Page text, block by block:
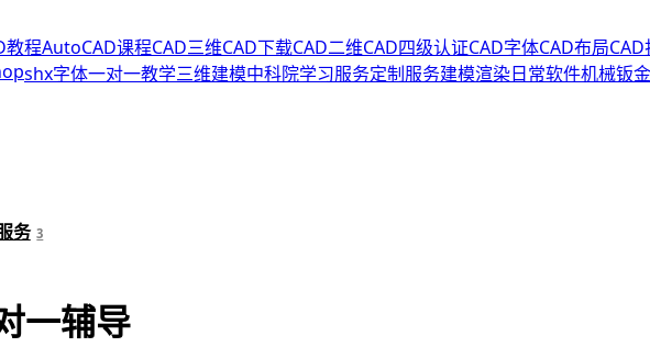
教程AutoCAD课程CAD三维CAD下载CAD二维CAD四级认证CAD字体CAD布局CAD
shx字体一对一教学三维建模中科院学习服务定制服务建模渲染日常软件机械钣金
务 3
一辅导